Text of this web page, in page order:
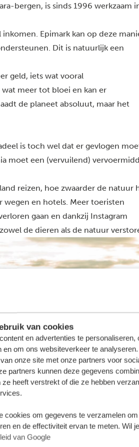
van cookies
en advertenties te personaliseren,
en om ons websiteverkeer te
onze site met onze partners voor
partners kunnen deze gegevens
heeft verstrekt of die ze hebben
cookies om gegevens te verzamelen
en de effectiviteit ervan te meten. Wil
van Google
bergen, is sinds 1996 werkzaam
Epimark kan op deze
Dit is natuurlijk een
geld, iets wat vooral
meer tot bloei en kan er
de planeet absoluut, maar het
is toch wel dat er gevlogen
moet een (vervuilend)
reizen, hoe zwaarder de natuur
wegen en hotels. Meer toeristen
gaan en dankzij Instagram
de dieren als de natuur